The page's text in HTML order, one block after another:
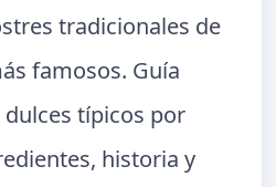
tradicionales de
famosos. Guía
típicos por
historia y